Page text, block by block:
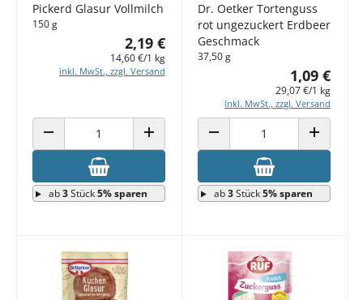
Pickerd Glasur Vollmilch
150 g
2,19 €
14,60 €/1 kg
inkl. MwSt., zzgl. Versand
ANZAHL VERRINGERN ANZAHL ERHÖHEN
ab3Stück5% sparen
Dr. Oetker Tortenguss
rot ungezuckert Erdbeer
Geschmack
37,50 g
1,09 €
29,07 €/1 kg
inkl. MwSt., zzgl. Versand
ANZAHL VERRINGERN ANZAHL
ab3Stück5% sparen